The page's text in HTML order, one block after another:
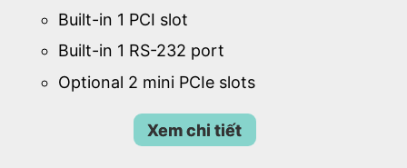
Built-in 1 PCI slot
Built-in 1 RS-232 port
Optional 2 mini PCIe slots
Xem chi tiết